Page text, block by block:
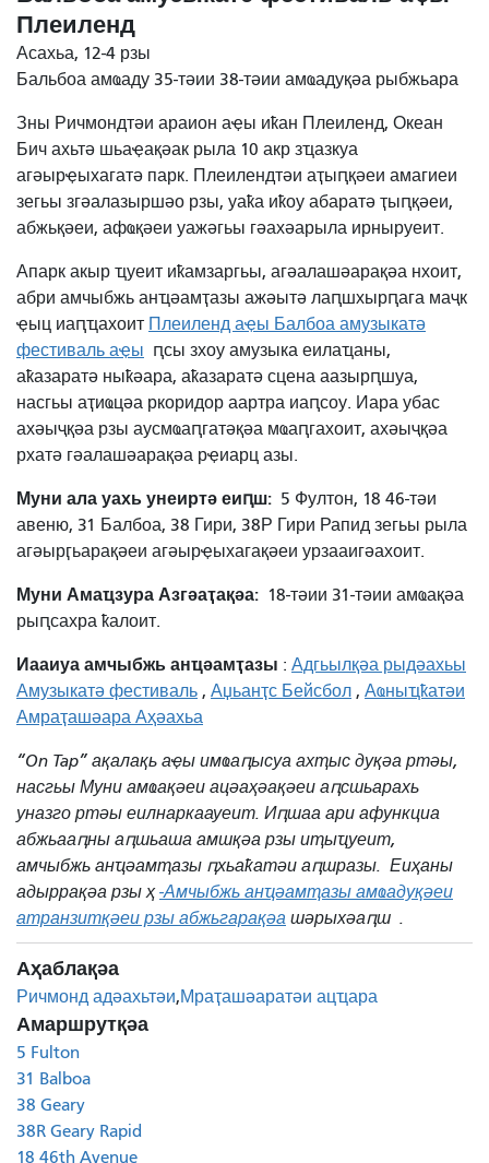
Плеиленд
Асахьа, 12-4 рзы
Бальбоа амҩаду 35-тәии 38-тәии амҩадуқәа рыбжьара
Зны Ричмондтәи араион аҿы иҟан Плеиленд, Океан
Бич ахьтә шьаҿақәак рыла 10 акр зҵазкуа
агәырҿыхагатә парк. Плеилендтәи аҭыԥқәеи амагиеи
зегьы згәалазыршәо рзы, уаҟа иҟоу абаратә ҭыԥқәеи,
абжьқәеи, афҩқәеи уажәгьы гәахәарыла ирныруеит.
Апарк акыр ҵуеит иҟамзаргьы, агәалашәарақәа нхоит,
абри амчыбжь анҵәамҭазы ажәытә лаԥшхырԥага маҷк
ҿыц иаԥҵахоит Плеиленд аҿы Балбоа амузыкатә
фестиваль аҿы ԥсы зхоу амузыка еилаҵаны,
аҟазаратә ныҟәара, аҟазаратә сцена аазырԥшуа,
насгьы аҭиҩцәа ркоридор аартра иаԥсоу. Иара убас
ахәыҷқәа рзы аусмҩаԥгатәқәа мҩаԥгахоит, ахәыҷқәа
рхатә гәалашәарақәа рҿиарц азы.
Муни ала уахь унеиртә еиԥш: 5 Фултон, 18 46-тәи
авеню, 31 Балбоа, 38 Гири, 38Р Гири Рапид зегьы рыла
агәырӷьарақәеи агәырҿыхагақәеи урзааигәахоит.
Муни Амаҵзура Азгәаҭақәа: 18-тәии 31-тәии амҩақәа
рыԥсахра ҟалоит.
Иааиуа амчыбжь анҵәамҭазы : Адгьылқәа рыдәахьы
Амузыкатә фестиваль , Аџьанҭс Бейсбол , Аҩныҵҟатәи
Амраҭашәара Аҳәахьа
“On Tap” ақалақь аҿы имҩаԥысуа ахҭыс дуқәа ртәы,
насгьы Муни амҩақәеи ацәаҳәақәеи аԥсшьарахь
уназго ртәы еилнаркаауеит. Иԥшаа ари афункциа
абжьааԥны аԥшьаша амшқәа рзы иҭыҵуеит,
амчыбжь анҵәамҭазы ԥхьаҟатәи аԥшразы. Еиҳаны
адыррақәа рзы ҳ-Амчыбжь анҵәамҭазы амҩадуқәеи
атранзитқәеи рзы абжьгарақәа шәрыхәаԥш .
Аҳаблақәа
Ричмонд адәахьтәи Мраҭашәаратәи ацҵара
Амаршрутқәа
5 Fulton
31 Balboa
38 Geary
38R Geary Rapid
18 46th Avenue